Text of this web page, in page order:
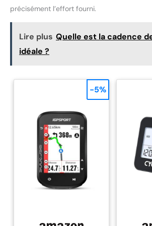
et le design du logo réfléchissant font de vous
plus cool sur la route.
précisément l’effort fourni.
Lire plus Quelle est la cadence
idéale ?
-5%